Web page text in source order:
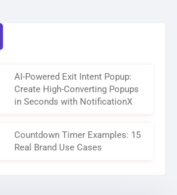
AI-Powered Exit Intent Popup:
Create High-Converting Popups
in Seconds with NotificationX
Countdown Timer Examples: 15
Real Brand Use Cases